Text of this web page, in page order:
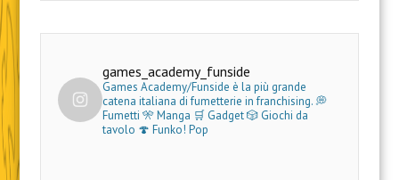
games_academy_funside
Games Academy/Funside è la più grande
catena italiana di fumetterie in franchising.💭
Fumetti 🎌 Manga 🛒 Gadget🎲 Giochi da
tavolo 🍄 Funko! Pop